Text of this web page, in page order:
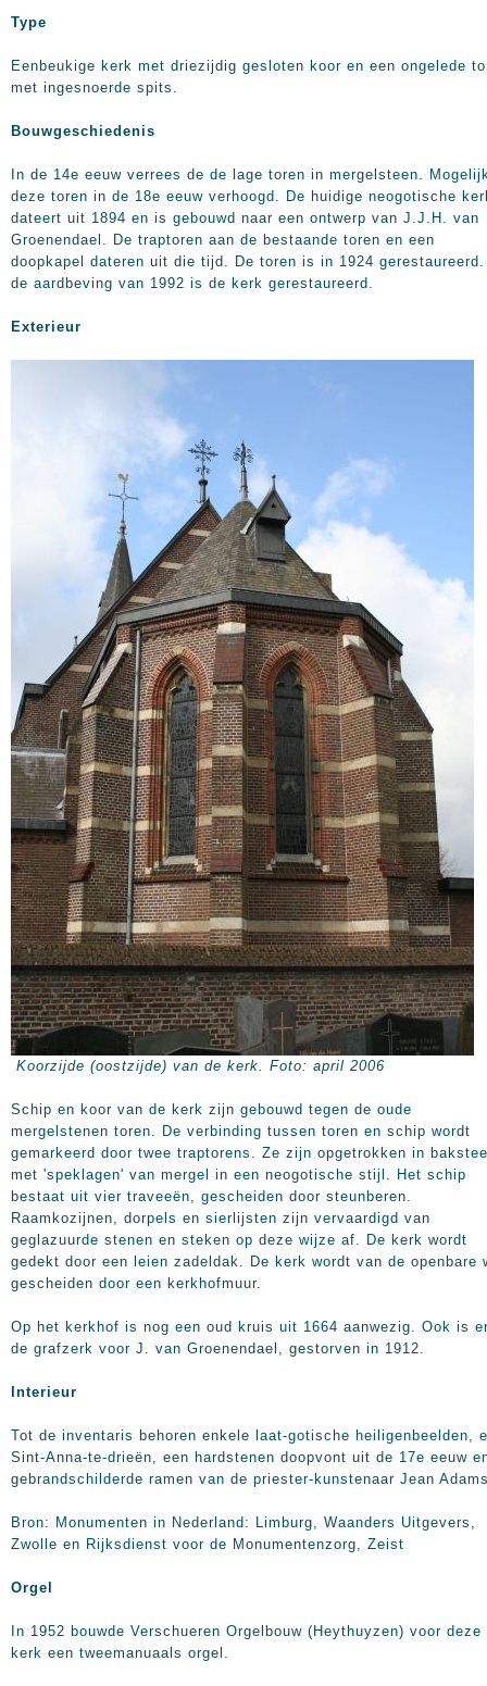
Type
Eenbeukige kerk met driezijdig gesloten koor en een ongelede
met ingesnoerde spits.
Bouwgeschiedenis
In de 14e eeuw verrees de de lage toren in mergelsteen.
deze toren in de 18e eeuw verhoogd. De huidige neogotische
dateert uit 1894 en is gebouwd naar een ontwerp van J.J.H. van
Groenendael. De traptoren aan de bestaande toren en een
doopkapel dateren uit die tijd. De toren is in 1924 gerestaureerd.
de aardbeving van 1992 is de kerk gerestaureerd.
Exterieur
Koorzijde (oostzijde) van de kerk. Foto: april 2006
Schip en koor van de kerk zijn gebouwd tegen de oude
mergelstenen toren. De verbinding tussen toren en schip wordt
gemarkeerd door twee traptorens. Ze zijn opgetrokken in
met 'speklagen' van mergel in een neogotische stijl. Het schip
bestaat uit vier traveeën, gescheiden door steunberen.
Raamkozijnen, dorpels en sierlijsten zijn vervaardigd van
geglazuurde stenen en steken op deze wijze af. De kerk wordt
gedekt door een leien zadeldak. De kerk wordt van de openbare
gescheiden door een kerkhofmuur.
Op het kerkhof is nog een oud kruis uit 1664 aanwezig. Ook is
de grafzerk voor J. van Groenendael, gestorven in 1912.
Interieur
Tot de inventaris behoren enkele laat-gotische heiligenbeelden,
Sint-Anna-te-drieën, een hardstenen doopvont uit de 17e eeuw
gebrandschilderde ramen van de priester-kunstenaar Jean
Bron: Monumenten in Nederland: Limburg, Waanders Uitgevers,
Zwolle en Rijksdienst voor de Monumentenzorg, Zeist
Orgel
In 1952 bouwde Verschueren Orgelbouw (Heythuyzen) voor deze
kerk een tweemanuaals orgel.